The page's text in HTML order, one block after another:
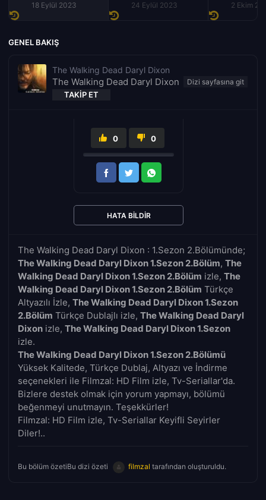
18 Eylül 2023 24 Eylül 2023 2 Ekim
GENEL BAKIŞ
The Walking Dead Daryl Dixon
The Walking Dead Daryl Dixon
TAKIP ET
The Walking Dead Daryl Dixon : 1.Sezon 2.Bölümünde;
The Walking Dead Daryl Dixon 1.Sezon 2.Bölüm, The
Walking Dead Daryl Dixon 1.Sezon 2.Bölüm izle, The
Walking Dead Daryl Dixon 1.Sezon 2.Bölüm Türkçe
Altyazılı İzle, The Walking Dead Daryl Dixon 1.Sezon
2.Bölüm Türkçe Dublajlı izle, The Walking Dead Daryl
Dixon izle, The Walking Dead Daryl Dixon 1.Sezon
izle.
The Walking Dead Daryl Dixon 1.Sezon 2.Bölümü
Yüksek Kalitede, Türkçe Dublaj, Altyazı ve İndirme
seçenekleri ile Filmzal: HD Film izle, Tv-Seriallar'da.
Bizlere destek olmak için yorum yapmayı, bölümü
beğenmeyi unutmayın. Teşekkürler!
Filmzal: HD Film izle, Tv-Seriallar Keyifli Seyirler
Diler!..
Bu bölüm özetiBu dizi özeti filmzal tarafından oluşturuldu.
0 0
HATA BILDIR